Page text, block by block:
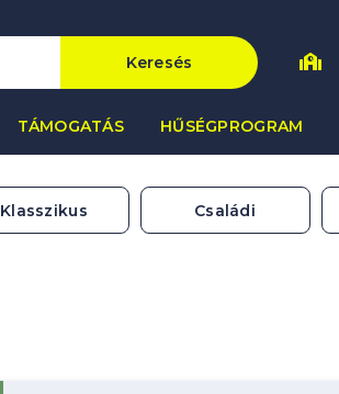
Keresés
TÁMOGATÁS HŰSÉGPROGRAM
Klasszikus Családi